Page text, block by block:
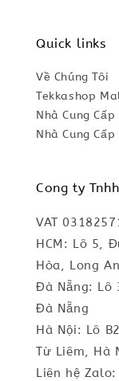
Quick links
Về Chúng Tôi
Tekkashop
Nhà Cung
Nhà Cung
Cong ty
VAT
HCM: Lô 5,
Hòa, Long
Đà Nẵng: Lô
Đà Nẵng
Hà Nội: Lô
Từ Liêm, Hà
Liên hệ